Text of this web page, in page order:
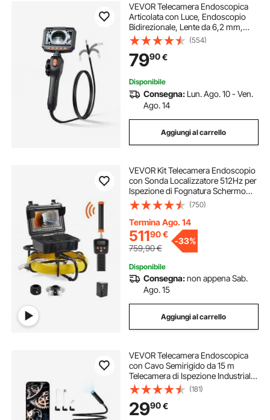
VEVOR Telecamera Endoscopica
Articolata con Luce, Endoscopio
Bidirezionale, Lente da 6,2 mm,
Schermo IPS da 4,3'', Zoom 8x,
Cavo Flessibile Impermeabile IP67,
per Ispezione Automobilistica e
Idraulica
(554)
7990€
Disponibile
Consegna: Lun. Ago. 10 - Ven.
Ago. 14
Aggiungi al carrello
VEVOR Kit Telecamera Endoscopio
con Sonda Localizzatore 512Hz per
Ispezione di Fognatura Schermo
LCD Colorata 9 Pollici Cavo 50m,
Telecamera Ispezione Sonda
Portatile per Tubi Angolazione
Visiva 130°
(750)
Termina Ago. 14
51190€
759,90€
-33%
Disponibile
Consegna:non appena Sab.
Ago. 15
Aggiungi al carrello
VEVOR Telecamera Endoscopica
con Cavo Semirigido da 15 m
Telecamera di Ispezione Industriale,
Boroscopio HD 1920P, con Luce - 8
LED, Zoom 2X, Impermeabile IP67
per Auto, Cavo Idraulic
(181)
2990€